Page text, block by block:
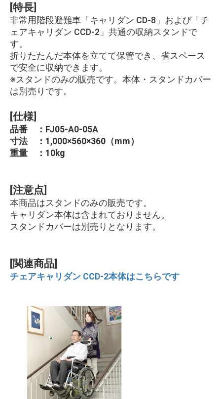
[特長]
非常用階段避難車「キャリダン CD-8」および「チ
ェアキャリダン CCD-2」共通の収納スタンドで
す。
折りたたんだ本体を立てて保管でき、省スペース
で安全に収納できます。
※スタンドのみの販売です。本体・スタンドカバー
は別売りです。
[仕様]
品番 ：FJ05-A0-05A
寸法 ：1,000×560×360（mm）
重量 ：10kg
[注意点]
本商品はスタンドのみの販売です。
キャリダン本体は含まれておりません。
スタンドカバーは別売りとなります。
[関連商品]
チェアキャリダン CCD-2本体はこちらです